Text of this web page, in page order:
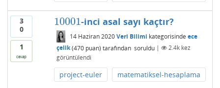
3
0
1
cevap
10001
10001 -inci asal sayı kaçtır?
14 Haziran 2020 Veri Bilimi kategorisinde ece
çelik (470puan) tarafından soruldu | 2.4kkez
görüntülendi
project-euler matematiksel-hesaplama